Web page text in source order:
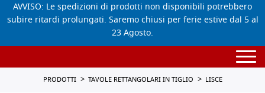
AVVISO: Le spedizioni di prodotti non disponibili potrebbero
subire ritardi prolungati. Saremo chiusi per ferie estive dal 5 al
23 Agosto.
PRODOTTI TAVOLE RETTANGOLARI IN TIGLIO LISCE